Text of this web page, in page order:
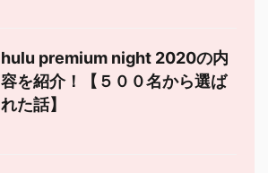
hulu premium night 2020の内
容を紹介！【５００名から選ば
れた話】